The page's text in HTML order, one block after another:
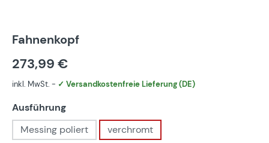
Fahnenkopf
273,99 €
inkl. MwSt. - ✓ Versandkostenfreie Lieferung (DE)
Ausführungauswählen
Messing poliert
verchromt